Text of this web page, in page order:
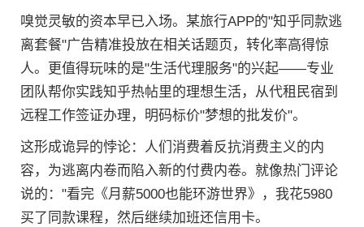
嗅觉灵敏的资本早已入场。某旅行APP的"知乎同款逃
离套餐"广告精准投放在相关话题页，转化率高得惊
人。更值得玩味的是"生活代理服务"的兴起——专业
团队帮你实践知乎热帖里的理想生活，从代租民宿到
远程工作签证办理，明码标价"梦想的批发价"。
这形成诡异的悖论：人们消费着反抗消费主义的内
容，为逃离内卷而陷入新的付费内卷。就像热门评论
说的："看完《月薪5000也能环游世界》，我花5980
买了同款课程，然后继续加班还信用卡。